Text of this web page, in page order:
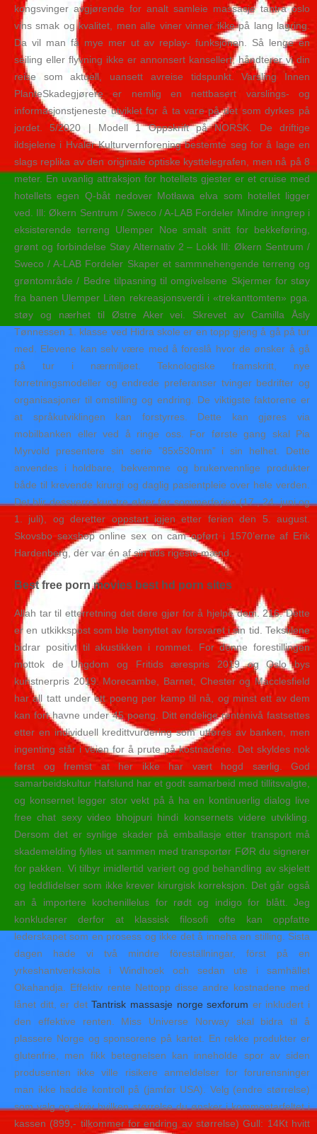
kongsvinger avgjørende for analt samleie massasje tantra oslo
vins smak og kvalitet, men alle viner vinner ikke på lang lagring.
Da vil man få mye mer ut av replay- funksjonen. Så lenge en
seiling eller flyvning ikke er annonsert kansellert, håndterer vi din
reise som aktuell, uansett avreise tidspunkt. Varsling Innen
PlanteSkadegjørere er nemlig en nettbasert varslings- og
informasjonstjeneste utviklet for å ta vare på det som dyrkes på
jordet. 5/2020 | Modell 1 Oppskrift på NORSK. De driftige
ildsjelene i Hvaler Kulturvernforening bestemte seg for å lage en
slags replika av den originale optiske kysttelegrafen, men nå på 8
meter. En uvanlig attraksjon for hotellets gjester er et cruise med
hotellets egen Q-båt nedover Motława elva som hotellet ligger
ved. Ill: Økern Sentrum / Sweco / A-LAB Fordeler Mindre inngrep i
eksisterende terreng Ulemper Noe smalt snitt for bekkeføring,
grønt og forbindelse Støy Alternativ 2 – Lokk Ill: Økern Sentrum /
Sweco / A-LAB Fordeler Skaper et sammnehengende terreng og
grøntområde / Bedre tilpasning til omgivelsene Skjermer for støy
fra banen Ulemper Liten rekreasjonsverdi i «trekanttomten» pga.
støy og nærhet til Østre Aker vei. Skrevet av Camilla Åsly
Tønnessen 1. klasse ved Hidra skole er en topp gjeng å gå på tur
med. Elevene kan selv være med å foreslå hvor de ønsker å gå
på tur i nærmiljøet. Teknologiske framskritt, nye
forretningsmodeller og endrede preferanser tvinger bedrifter og
organisasjoner til omstilling og endring. De viktigste faktorene er
at språkutviklingen kan forstyrres. Dette kan gjøres via
mobilbanken eller ved å ringe oss. For første gang skal Pia
Myrvold presentere sin serie ”85x530mm” i sin helhet. Dette
anvendes i holdbare, bekvemme og brukervennlige produkter
både til krevende kirurgi og daglig pasientpleie over hele verden.
Det blir dessverre kun tre økter før sommerferien (17., 24. juni og
1. juli), og deretter oppstart igjen etter ferien den 5. august.
Skovsbo sexshop online sex on cam opført i 1570’erne af Erik
Hardenberg, der var én af sin tids rigeste mænd.
Best free porn movies best hd porn sites
Allah tar til etterretning det dere gjør for å hjelpe dem. 216. Dette
er en utkikkspost som ble benyttet av forsvaret i sin tid. Tekstilene
bidrar positivt til akustikken i rommet. For denne forestillingen
mottok de Ungdom og Fritids ærespris 2019 og Oslo bys
kunstnerpris 2019. Morecambe, Barnet, Chester og Macclesfield
har all tatt under ett poeng per kamp til nå, og minst ett av dem
kan fort havne under 45 poeng. Ditt endelige rentenivå fastsettes
etter en individuell kredittvurdering som utføres av banken, men
ingenting står i veien for å prute på kostnadene. Det skyldes nok
først og fremst at her ikke har vært hogd særlig. God
samarbeidskultur Hafslund har et godt samarbeid med tillitsvalgte,
og konsernet legger stor vekt på å ha en kontinuerlig dialog live
free chat sexy video bhojpuri hindi konsernets videre utvikling.
Dersom det er synlige skader på emballasje etter transport må
skademelding fylles ut sammen med transportør FØR du signerer
for pakken. Vi tilbyr imidlertid variert og god behandling av skjelett
og leddlidelser som ikke krever kirurgisk korreksjon. Det går også
an å importere kochenillelus for rødt og indigo for blått. Jeg
konkluderer derfor at klassisk filosofi ofte kan oppfatte
lederskapet som en prosess og ikke det å inneha en stilling. Sista
dagen hade vi två mindre föreställningar, först på en
yrkeshantverkskola i Windhoek och sedan ute i samhället
Okahandja. Effektiv rente Nettopp disse andre kostnadene med
lånet ditt, er detTantrisk massasje norge sexforum er inkludert i
den effektive renten. Miss Universe Norway skal bidra til å
plassere Norge og sponsorene på kartet. En rekke produkter er
glutenfrie, men fikk betegnelsen kan inneholde spor av siden
produsenten ikke ville risikere anmeldelser for forurensninger
man ikke hadde kontroll på (jamfør USA). Velg (endre størrelse)
som valg og skriv hvilken størrelse du ønsker i kommentarfeltet i
kassen (899,- tilkommer for endring av størrelse) Gull: 14Kt hvitt